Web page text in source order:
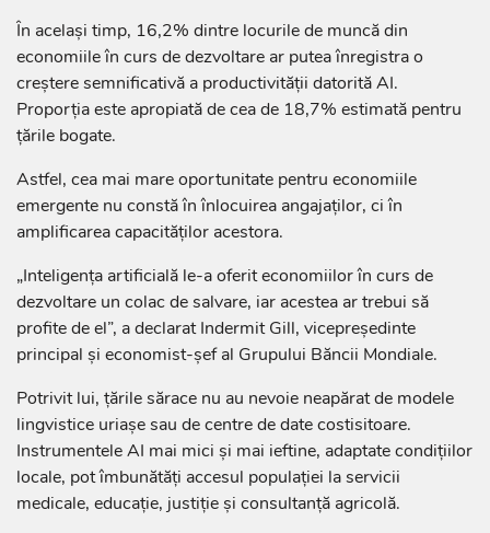
În același timp, 16,2% dintre locurile de muncă din
economiile în curs de dezvoltare ar putea înregistra o
creștere semnificativă a productivității datorită AI.
Proporția este apropiată de cea de 18,7% estimată pentru
țările bogate.
Astfel, cea mai mare oportunitate pentru economiile
emergente nu constă în înlocuirea angajaților, ci în
amplificarea capacităților acestora.
„Inteligența artificială le-a oferit economiilor în curs de
dezvoltare un colac de salvare, iar acestea ar trebui să
profite de el”, a declarat Indermit Gill, vicepreședinte
principal și economist-șef al Grupului Băncii Mondiale.
Potrivit lui, țările sărace nu au nevoie neapărat de modele
lingvistice uriașe sau de centre de date costisitoare.
Instrumentele AI mai mici și mai ieftine, adaptate condițiilor
locale, pot îmbunătăți accesul populației la servicii
medicale, educație, justiție și consultanță agricolă.